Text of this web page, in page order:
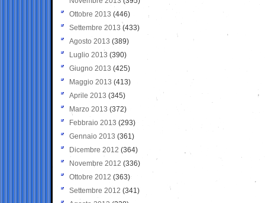
Ottobre 2013 (446)
Settembre 2013 (433)
Agosto 2013 (389)
Luglio 2013 (390)
Giugno 2013 (425)
Maggio 2013 (413)
Aprile 2013 (345)
Marzo 2013 (372)
Febbraio 2013 (293)
Gennaio 2013 (361)
Dicembre 2012 (364)
Novembre 2012 (336)
Ottobre 2012 (363)
Settembre 2012 (341)